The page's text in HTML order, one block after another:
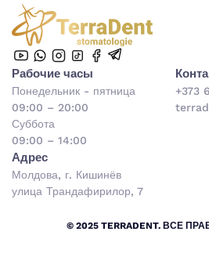
Рабочие часы
Понедельник - пятница
09:00 – 20:00
Суббота
09:00 – 14:00
+373
Адрес
Молдова, г. Кишинёв
улица Трандафирилор, 7
© 2025 TERRADENT. ВСЕ